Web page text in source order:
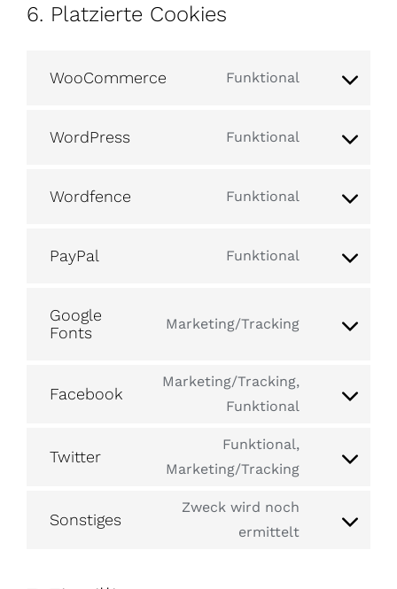
6. Platzierte Cookies
WooCommerce Funktional
Consent
service
WordPress Funktional
Consent
service
Wordfence Funktional
Consent
service
PayPal Funktional
Consent
service
Google
Fonts
Marketing/Tracking
Consent
service
google-
Facebook
Marketing/Tracking,
Funktional Consent
service
Twitter
Funktional,
Marketing/TrackingConsent
service
twitter
Sonstiges
Zweck wird noch
ermitteltConsent